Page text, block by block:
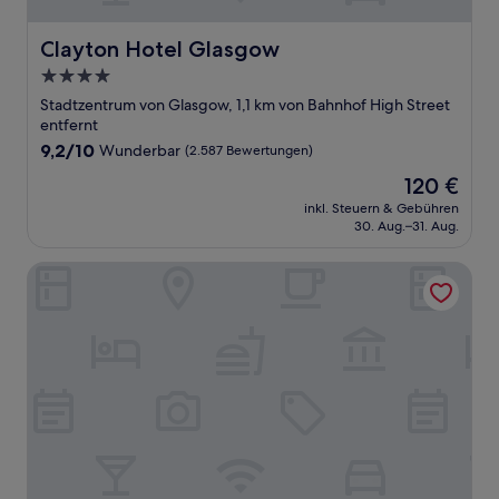
Clayton Hotel Glasgow
Clayton Hotel Glasgow
4.0-
Sterne-
Unterkunft
Stadtzentrum von Glasgow, 1,1 km von Bahnhof High Street
entfernt
9.2
9,2/10 Wunderbar (2.587 Bewertungen)
Der
Preis
beträgt
120 €
inkl. Steuern & Gebühren
30. Aug.–31. Aug.